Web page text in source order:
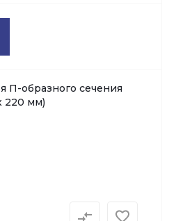
П-образного сечения
220 мм)